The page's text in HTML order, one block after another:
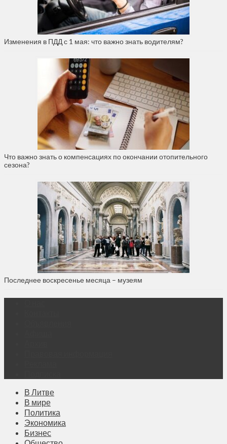
Изменения в ПДД с 1 мая: что важно знать водителям?
Что важно знать о компенсациях по окончании отопительного
сезона?
Последнее воскресенье месяца – музеям
В Литве
В мире
Политика
Экономика
Бизнес